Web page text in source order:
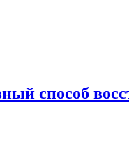
способ